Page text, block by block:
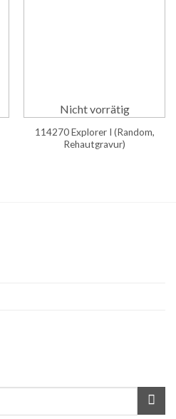
Nicht vorrätig
114270 Explorer I (Random,
Rehautgravur)